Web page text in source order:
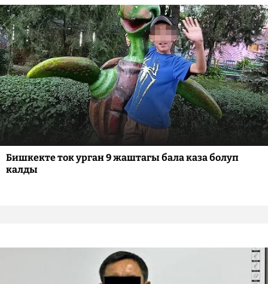
Бишкекте ток урган 9 жаштагы бала каза болуп
калды